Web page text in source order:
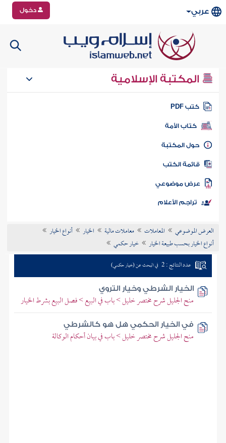
عربي دخول
المكتبة الإسلامية
كتب PDF
كتاب الأمة
المكتبة
الكتب
موضوعي
تراجم الأعلام
العرض الموضوعي المعاملات معاملات مالية الخيار
أنواع الخيار
أنواع الخيار بحسب طبيعة الخيار
خيار حكمي
عدد النتائج : 2 في البحث عن (خيار حكمي)
الخيار الشرطي وخيار التروي
منح الجليل شرح مختصر خليل > باب في البيع > فصل البيع بشرط الخيار
في الخيار الحكمي هل هو كالشرطي
منح الجليل شرح مختصر خليل > باب في بيان أحكام الوكالة